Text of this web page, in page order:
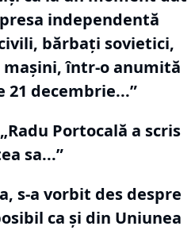
independentă
bărbaţi sovietici,
maşini, într-o anumită
decembrie...”
„Radu Portocală a scris
sa...”
s-a vorbit des despre
ca şi din Uniunea